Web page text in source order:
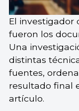
El investigador
fueron los
Una
distintas
fuentes,
resultado final
artículo.